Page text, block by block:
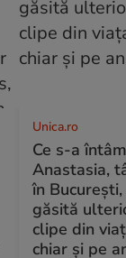
Unica.ro
Ce s-a
Anastasia,
în
găsită
clipe din
chiar și pe